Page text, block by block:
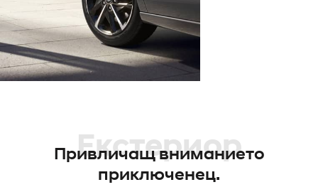
Екстериор
Привличащ вниманието
приключенец.